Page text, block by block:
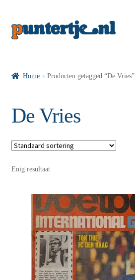
VI’s met Posters
Wie is puntertje
Puntertjes
Home Producten getagged “De Vries”
De Vries
Enig resultaat